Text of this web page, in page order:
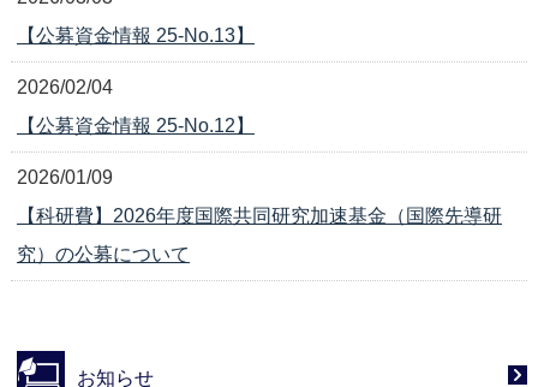
【公募資金情報 25-No.13】
2026/02/04
【公募資金情報 25-No.12】
2026/01/09
【科研費】2026年度国際共同研究加速基金（国際先導研
究）の公募について
お知らせ